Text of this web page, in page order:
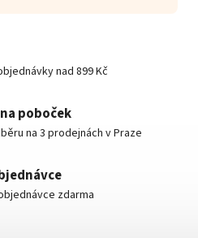
nad 899 Kč
poboček
na 3 prodejnách v Praze
zdarma